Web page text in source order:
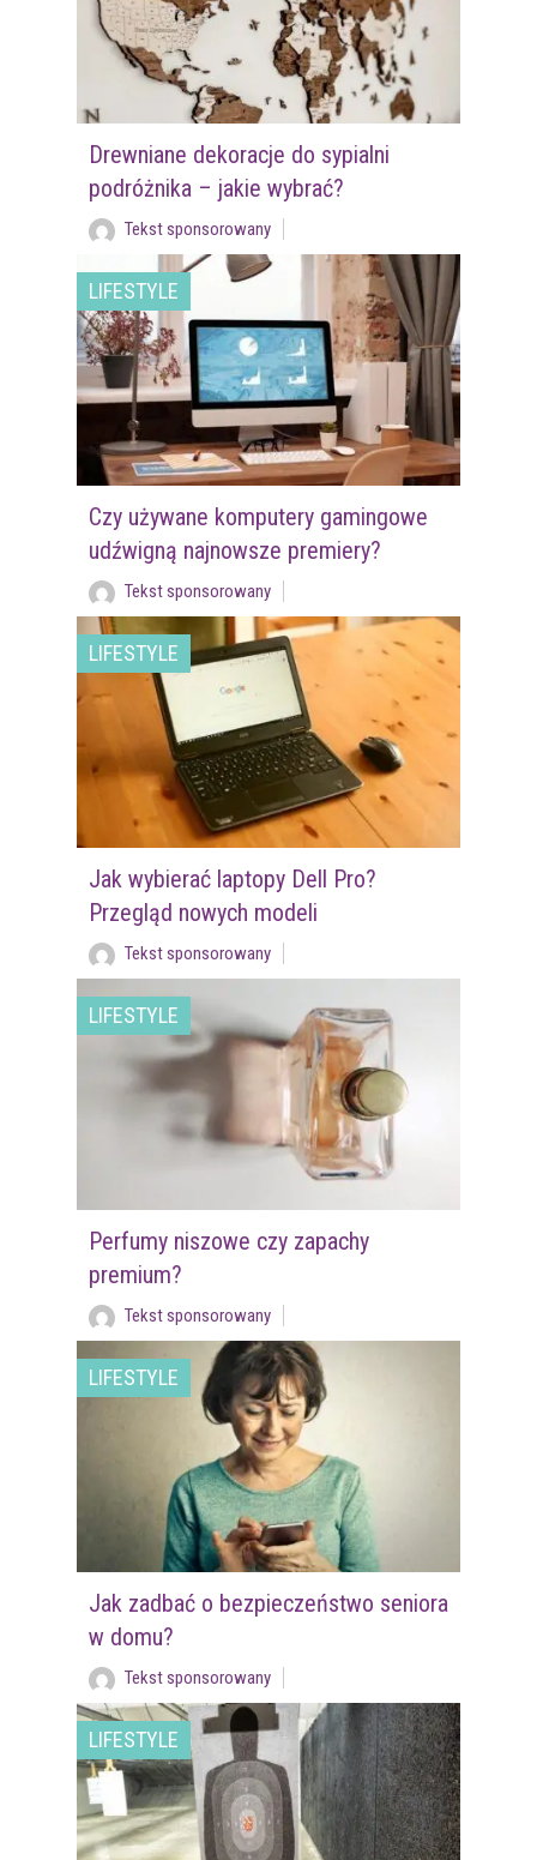
Drewniane dekoracje do sypialni
podróżnika – jakie wybrać?
Tekst sponsorowany
LIFESTYLE
Czy używane komputery gamingowe
udźwigną najnowsze premiery?
Tekst sponsorowany
LIFESTYLE
Jak wybierać laptopy Dell Pro?
Przegląd nowych modeli
Tekst sponsorowany
LIFESTYLE
Perfumy niszowe czy zapachy
premium?
Tekst sponsorowany
LIFESTYLE
Jak zadbać o bezpieczeństwo seniora
w domu?
Tekst sponsorowany
LIFESTYLE